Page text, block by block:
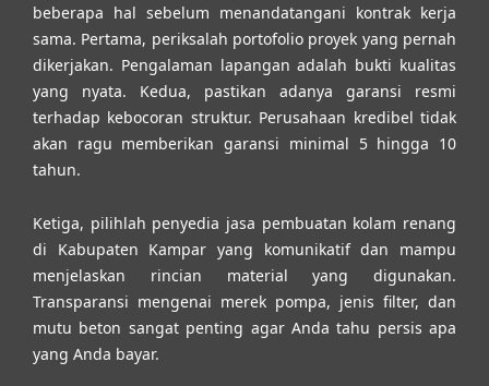
beberapa hal sebelum menandatangani kontrak kerja
sama. Pertama, periksalah portofolio proyek yang pernah
dikerjakan. Pengalaman lapangan adalah bukti kualitas
yang nyata. Kedua, pastikan adanya garansi resmi
terhadap kebocoran struktur. Perusahaan kredibel tidak
akan ragu memberikan garansi minimal 5 hingga 10
tahun.
Ketiga, pilihlah penyedia jasa pembuatan kolam renang
di Kabupaten Kampar yang komunikatif dan mampu
menjelaskan rincian material yang digunakan.
Transparansi mengenai merek pompa, jenis filter, dan
mutu beton sangat penting agar Anda tahu persis apa
yang Anda bayar.